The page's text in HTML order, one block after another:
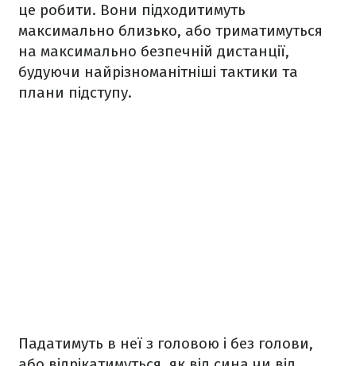
це робити. Вони підходитимуть
максимально близько, або триматимуться
на максимально безпечній дистанції,
будуючи найрізноманітніші тактики та
плани підступу.
Падатимуть в неї з головою і без голови,